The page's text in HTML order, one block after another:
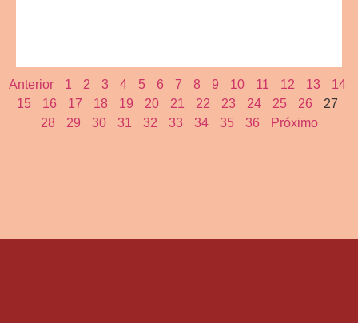
Anterior 1 2 3 4 5 6 7 8 9 10 11 12 13
14
15
16 17 18 19 20 21 22 23 24 25 26
27
28
29 30 31 32 33 34 35 36 Próximo